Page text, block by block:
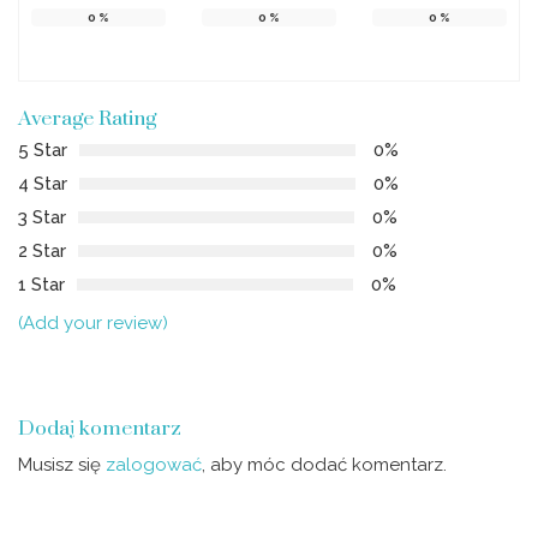
0 % 0 % 0 %
Average Rating
5 Star
0%
4 Star
0%
3 Star
0%
2 Star
0%
1 Star
0%
(Add your review)
Dodaj komentarz
Musisz się zalogować , aby móc dodać komentarz.